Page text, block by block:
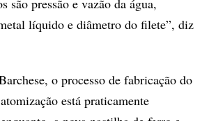
líquido e diâmetro do filete”, diz
o processo de fabricação do
está praticamente